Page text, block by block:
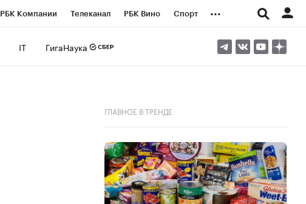
РБК Компании Телеканал РБК Вино Спорт ...
IT ГигаНаука
ГЛАВНОЕ В ТРЕНДЕ